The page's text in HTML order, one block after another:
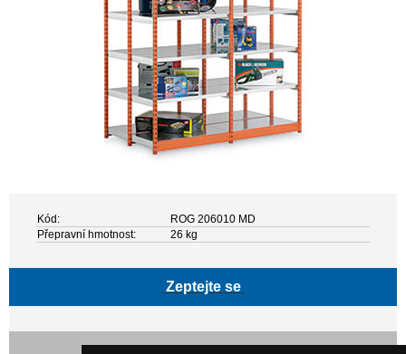
Kód:
ROG 206010 MD
Přepravní hmotnost:
26 kg
Zeptejte se